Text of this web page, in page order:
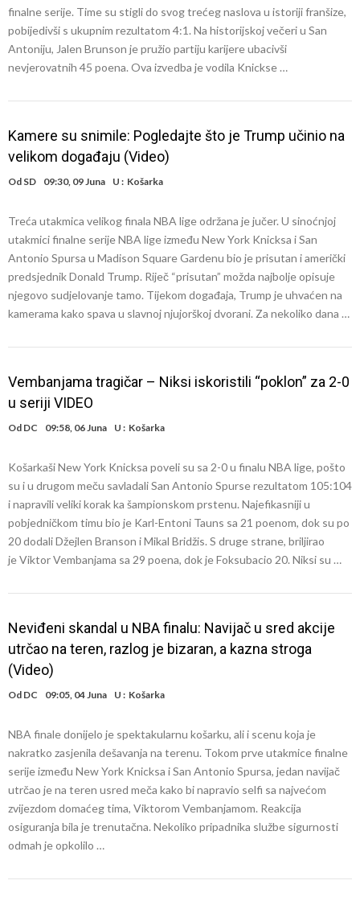
finalne serije. Time su stigli do svog trećeg naslova u istoriji franšize,
pobijedivši s ukupnim rezultatom 4:1. Na historijskoj večeri u San
Antoniju, Jalen Brunson je pružio partiju karijere ubacivši
nevjerovatnih 45 poena. Ova izvedba je vodila Knickse …
Kamere su snimile: Pogledajte što je Trump učinio na
velikom događaju (Video)
Od SD 09:30, 09 Juna U : Košarka
Treća utakmica velikog finala NBA lige održana je jučer. U sinoćnjoj
utakmici finalne serije NBA lige između New York Knicksa i San
Antonio Spursa u Madison Square Gardenu bio je prisutan i američki
predsjednik Donald Trump. Riječ “prisutan” možda najbolje opisuje
njegovo sudjelovanje tamo. Tijekom događaja, Trump je uhvaćen na
kamerama kako spava u slavnoj njujorškoj dvorani. Za nekoliko dana …
Vembanjama tragičar – Niksi iskoristili “poklon” za 2-0
u seriji VIDEO
Od DC 09:58, 06 Juna U : Košarka
Košarkaši New York Knicksa poveli su sa 2-0 u finalu NBA lige, pošto
su i u drugom meču savladali San Antonio Spurse rezultatom 105:104
i napravili veliki korak ka šampionskom prstenu. Najefikasniji u
pobjedničkom timu bio je Karl-Entoni Tauns sa 21 poenom, dok su po
20 dodali Džejlen Branson i Mikal Bridžis. S druge strane, briljirao
je Viktor Vembanjama sa 29 poena, dok je Foksubacio 20. Niksi su …
Neviđeni skandal u NBA finalu: Navijač u sred akcije
utrčao na teren, razlog je bizaran, a kazna stroga
(Video)
Od DC 09:05, 04 Juna U : Košarka
NBA finale donijelo je spektakularnu košarku, ali i scenu koja je
nakratko zasjenila dešavanja na terenu. Tokom prve utakmice finalne
serije između New York Knicksa i San Antonio Spursa, jedan navijač
utrčao je na teren usred meča kako bi napravio selfi sa najvećom
zvijezdom domaćeg tima, Viktorom Vembanjamom. Reakcija
osiguranja bila je trenutačna. Nekoliko pripadnika službe sigurnosti
odmah je opkolilo …